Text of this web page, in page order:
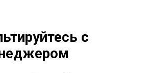
с